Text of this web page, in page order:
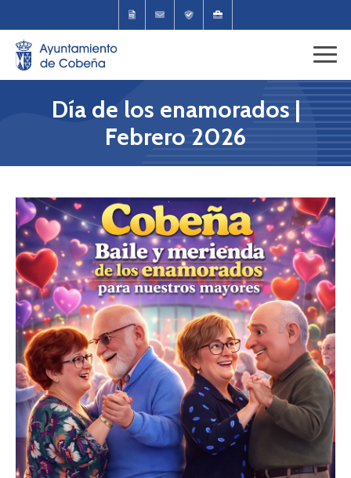
Día de los enamorados |
Febrero 2026